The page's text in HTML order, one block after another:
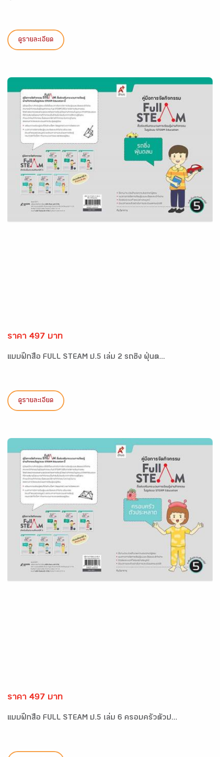
ดูรายละเอียด
ราคา 497 บาท
แบบฝึกสื่อ FULL STEAM ป.5 เล่ม 2 รถซิ่ง ฝุ่นต...
ดูรายละเอียด
ราคา 497 บาท
แบบฝึกสื่อ FULL STEAM ป.5 เล่ม 6 ครอบครัวตัวป...